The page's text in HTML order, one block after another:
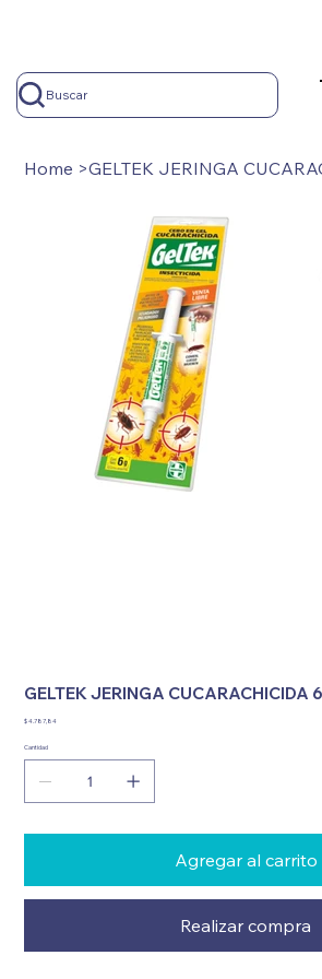
Buscar
Home >GELTEK JERINGA
GELTEK JERINGA CUCARACHICIDA
Precio
$ 4.787,84
Cantidad
Agregar al carrito
Realizar compra